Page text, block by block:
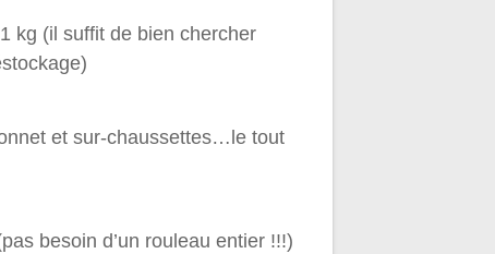
kg (il suffit de bien chercher
et sur-chaussettes…le tout
besoin d’un rouleau entier !!!)